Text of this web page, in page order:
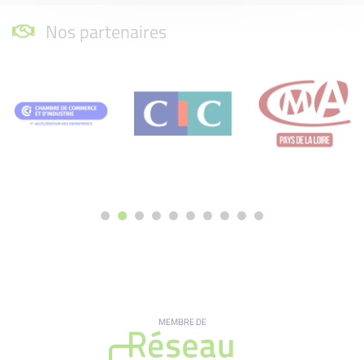
Nos partenaires
MEMBRE DE